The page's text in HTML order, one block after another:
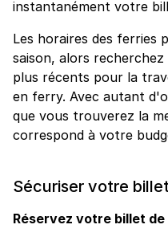
instantanément votre
Les horaires des ferries
saison, alors
plus récents pour la
en ferry. Avec autant
que vous trouverez la
correspond à votre
Sécuriser votre billet
Réservez votre billet